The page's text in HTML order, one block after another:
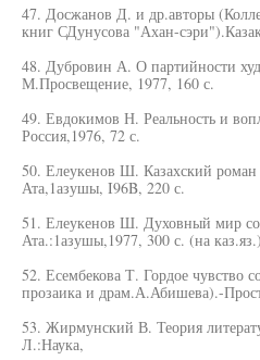
47. Досжанов Д. и др.авторы
книг СДунусова "Ахан-
48. Дубровин А. О партийности
М.Просвещение, 1977, 160 с.
49. Евдокимов Н. Реальность и
Россия,1976, 72 с.
50. Елеукенов Ш. Казахский
Ата,1азушы, I96B, 220 с.
51. Елеукенов Ш. Духовный мир
Ата.:1азушы,1977, 300 с. (на каз.яз.)
52. Есембекова Т. Гордое чувство
прозаика и драм.А.Абишева).-
53. Жирмунский В. Теория
Л.:Наука,